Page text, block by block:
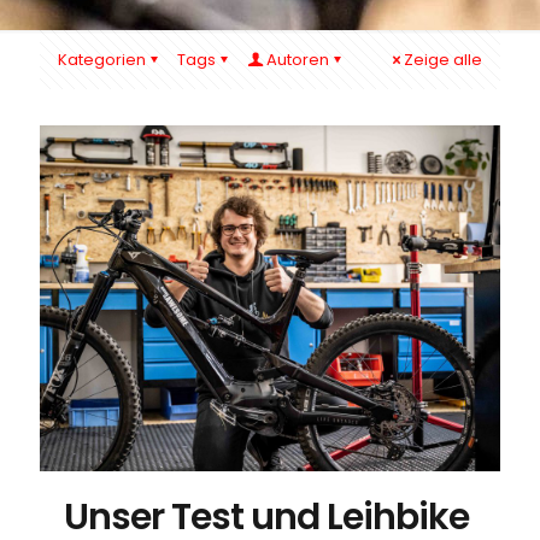
Kategorien Tags Autoren Zeige alle
Unser Test und Leihbike